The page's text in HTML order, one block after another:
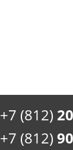
+7 (812)
+7 (812)